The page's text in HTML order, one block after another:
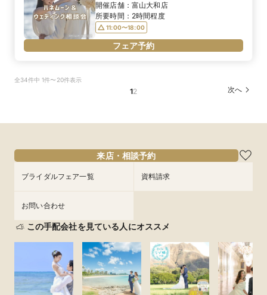
開催店舗： 富山大和店
所要時間： 2時間程度
11:00〜18:00
フェア予約
全34件中 1件〜20件表示
12 次へ
来店・相談予約
ブライダルフェア一覧 資料請求
お問い合わせ
この手配会社を見ている人にオススメ